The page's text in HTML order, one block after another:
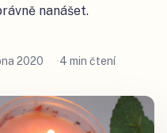
nanášet.
2020 4 min čtení